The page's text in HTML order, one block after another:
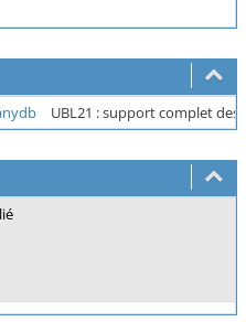
UBL21 : support complet